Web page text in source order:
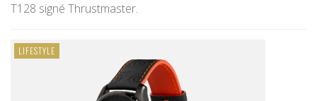
T128 signé Thrustmaster.
LIFESTYLE